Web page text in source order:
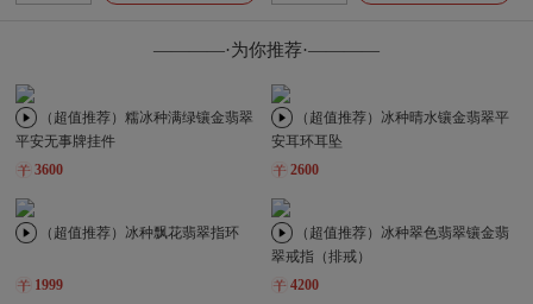
————·为你推荐·————
（超值推荐）糯冰种满绿镶金翡翠
平安无事牌挂件
3600
（超值推荐）冰种晴水镶金翡翠平
安耳环耳坠
2600
（超值推荐）冰种飘花翡翠指环
1999
（超值推荐）冰种翠色翡翠镶金翡
翠戒指（排戒）
4200